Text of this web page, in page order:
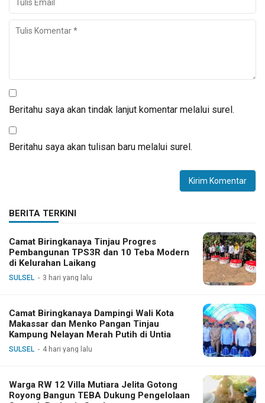
Beritahu saya akan tindak lanjut komentar melalui surel.
Beritahu saya akan tulisan baru melalui surel.
BERITA TERKINI
Camat Biringkanaya Tinjau Progres
Pembangunan TPS3R dan 10 Teba Modern
di Kelurahan Laikang
SULSEL 3 hari yang lalu
Camat Biringkanaya Dampingi Wali Kota
Makassar dan Menko Pangan Tinjau
Kampung Nelayan Merah Putih di Untia
SULSEL 4 hari yang lalu
Warga RW 12 Villa Mutiara Jelita Gotong
Royong Bangun TEBA Dukung Pengelolaan